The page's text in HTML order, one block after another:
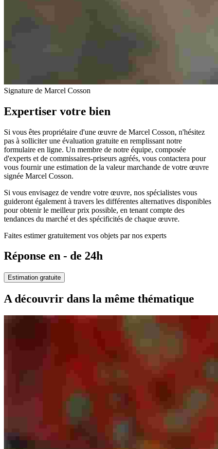
Signature de Marcel Cosson
Expertiser votre bien
Si vous êtes propriétaire d'une œuvre de Marcel Cosson, n'hésitez
pas à solliciter une évaluation gratuite en remplissant notre
formulaire en ligne. Un membre de notre équipe, composée
d'experts et de commissaires-priseurs agréés, vous contactera pour
vous fournir une estimation de la valeur marchande de votre œuvre
signée Marcel Cosson.
Si vous envisagez de vendre votre œuvre, nos spécialistes vous
guideront également à travers les différentes alternatives disponibles
pour obtenir le meilleur prix possible, en tenant compte des
tendances du marché et des spécificités de chaque œuvre.
Faites estimer gratuitement vos objets par nos experts
Réponse en - de 24h
Estimation gratuite
A découvrir dans la même thématique